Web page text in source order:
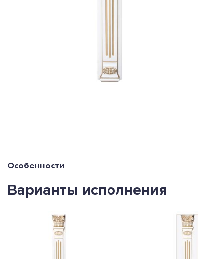
Особенности
Варианты исполнения